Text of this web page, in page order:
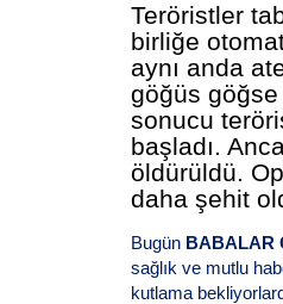
Teröristler
birliğe
aynı anda
göğüs
sonucu
başladı.
öldürüldü.
daha şehit
Bugün BABALAR
sağlık ve mutlu
kutlama